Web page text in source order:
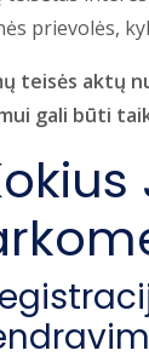
prievolės,
teisės aktų
gali būti